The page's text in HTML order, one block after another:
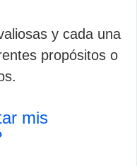
y cada una
propósitos o
mis